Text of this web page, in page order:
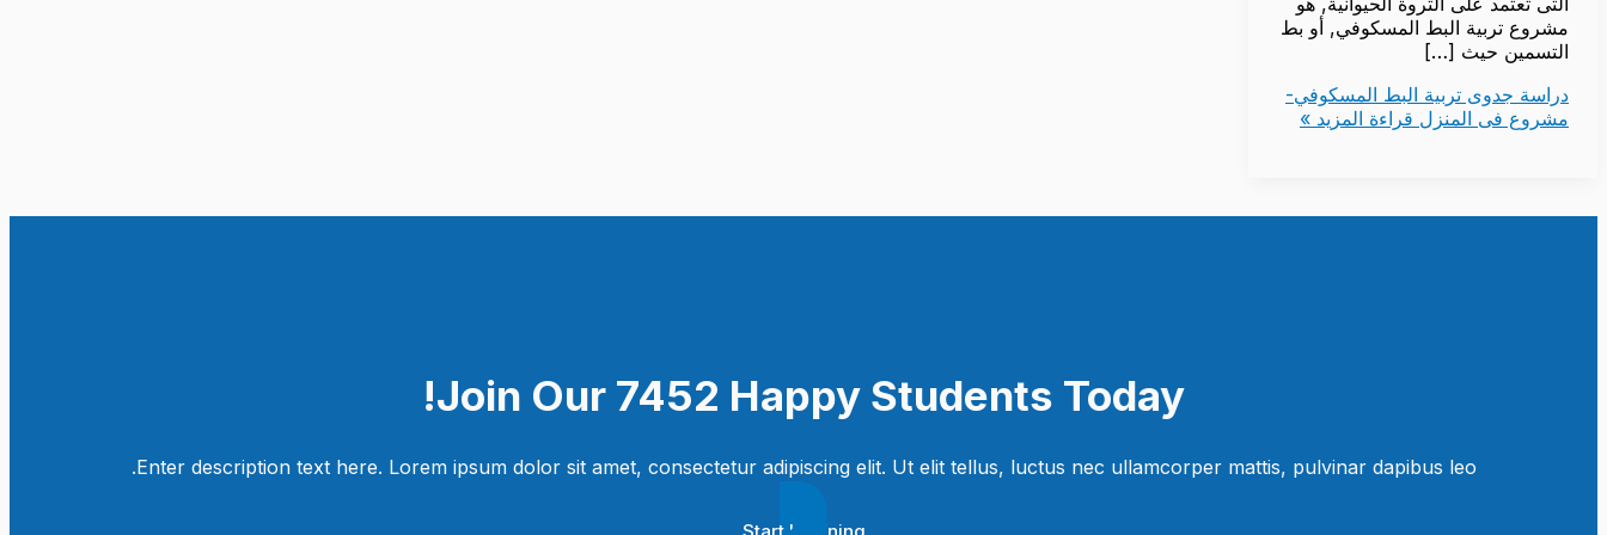
مشروع تربية البط المسكوفي, أو بط
التسمين حيث […]
دراسة جدوى تربية البط المسكوفي-
مشروع فى المنزل قراءة المزيد »
Join Our 7452 Happy Students​ Today!
Enter description text here. Lorem ipsum dolor sit amet, consectetur adipiscing elit. Ut elit tellus, luctus nec ullamcorper mattis, pulvinar dapibus leo.​